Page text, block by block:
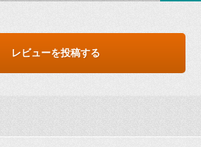
レビューを投稿する